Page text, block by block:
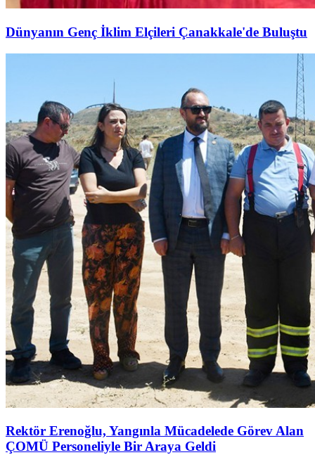
Dünyanın Genç İklim Elçileri Çanakkale'de Buluştu
Rektör Erenoğlu, Yangınla Mücadelede Görev Alan
ÇOMÜ Personeliyle Bir Araya Geldi